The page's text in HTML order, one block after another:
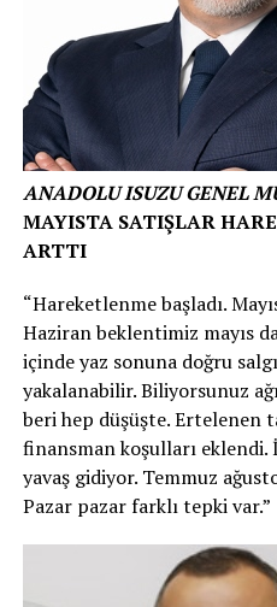
ANADOLU ISUZU GENEL
MAYISTA SATIŞLAR
ARTTI
“Hareketlenme başladı.
Haziran beklentimiz mayıs
içinde yaz sonuna doğru
yakalanabilir. Biliyorsunuz
beri hep düşüşte. Ertelenen
finansman koşulları eklendi.
yavaş gidiyor. Temmuz
Pazar pazar farklı tepki var.”